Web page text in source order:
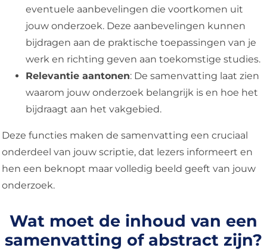
eventuele aanbevelingen die voortkomen uit
jouw onderzoek. Deze aanbevelingen kunnen
bijdragen aan de praktische toepassingen van je
werk en richting geven aan toekomstige studies.
Relevantie aantonen: De samenvatting laat zien
waarom jouw onderzoek belangrijk is en hoe het
bijdraagt aan het vakgebied.
Deze functies maken de samenvatting een cruciaal
onderdeel van jouw scriptie, dat lezers informeert en
hen een beknopt maar volledig beeld geeft van jouw
onderzoek.
Wat moet de inhoud van een
samenvatting of abstract zijn?